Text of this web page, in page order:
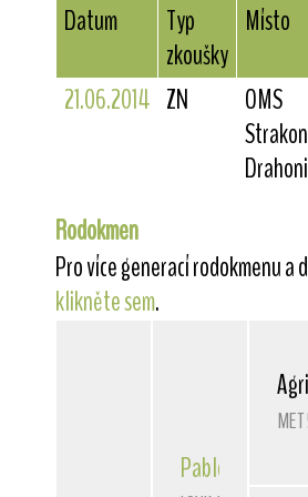
Datum
Typ
zkoušky
Místo
21.06.2014 ZN
OMS
Rodokmen
Pro více generací rodokmenu
klikněte sem.
Pablo Picasso
MET